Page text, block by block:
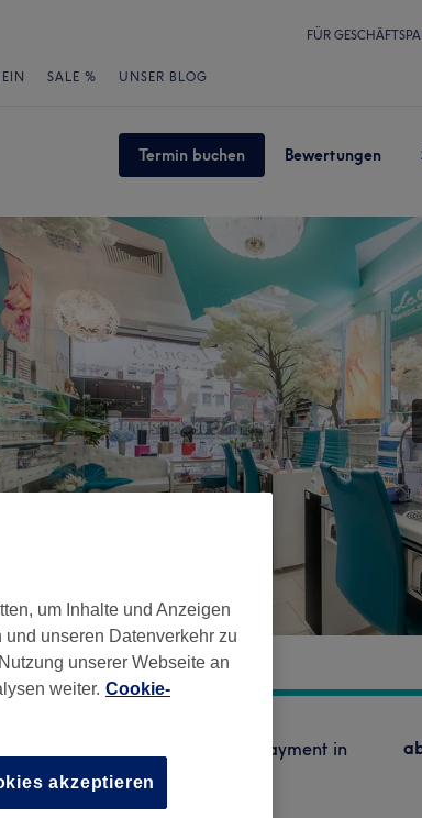
FÜR
SALE % UNSER BLOG
Termin buchen Bewertungen
-Acryl ( Zahlung in Salon!only payment in
um Inhalte und Anzeigen
unseren Datenverkehr zu
unserer Webseite an
weiter. Cookie-
akzeptieren